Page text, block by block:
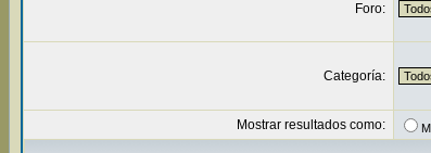
Foro:
Categoría:
Mostrar resultados como: